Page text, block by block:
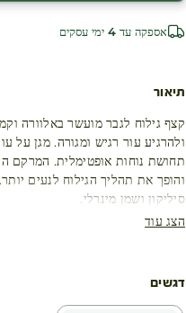
אספקה עד 4 ימי עסקים
תיאור
קצף גילוח לגבר מועשר באלוורה
ולהרגיע עור רגיש ומגורה. מגן על
תחושת נוחות אופטימלית. המרקם
סיליקון ושמן מינרלי.
הצג עוד
דגשים